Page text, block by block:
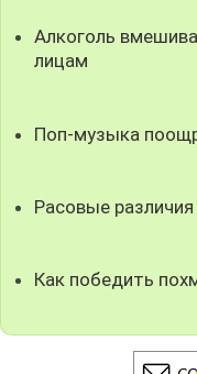
Алкоголь
лицам
Поп-музыка
Расовые
Как победить